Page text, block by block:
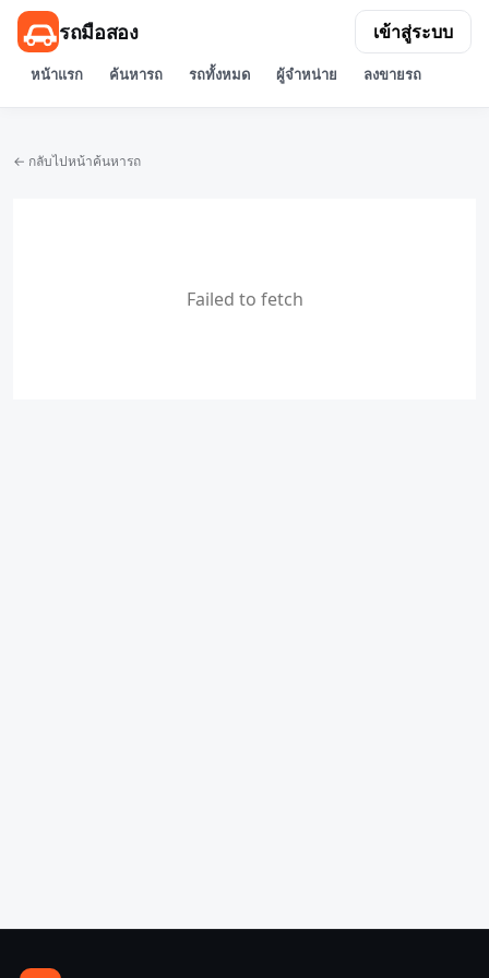
รถมือสอง
หน้าแรก ค้นหารถ รถทั้งหมด ผู้จำหน่าย ลงขายรถ
เข้าสู่ระบบ
← กลับไปหน้าค้นหารถ
Failed to fetch